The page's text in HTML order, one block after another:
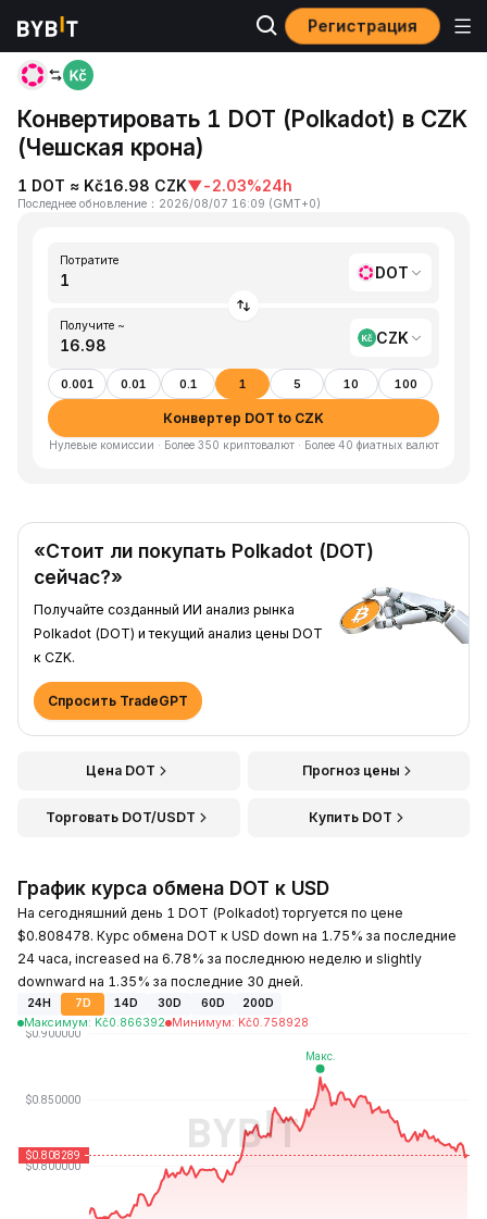
Регистрация
Главная
Конвертировать 1 DOT (Polkadot) в CZK
(Чешская крона)
1 DOT ≈ Kč16.98 CZK▼-2.03%24h
Последнее обновление ： 2026/08/07 16:09 (GMT+0)
Потратите
DOT
Получите ~
CZK
0.001 0.01 0.1 1 5 10 100
Конвертер DOT to CZK
Нулевые комиссии · Более 350 криптовалют · Более 40 фиатных валют
«Стоит ли покупать Polkadot (DOT)
сейчас?»
Получайте созданный ИИ анализ рынка
Polkadot (DOT) и текущий анализ цены DOT
к CZK.
Спросить TradeGPT
Цена DOT Прогноз цены
Торговать DOT/USDT Купить DOT
График курса обмена DOT к USD
На сегодняшний день 1 DOT (Polkadot) торгуется по цене
$0.808478. Курс обмена DOT к USD down на 1.75% за последние
24 часа, increased на 6.78% за последнюю неделю и slightly
downward на 1.35% за последние 30 дней.
24H 7D 14D 30D 60D
200D
Максимум: Kč0.866392 Минимум: Kč0.758928